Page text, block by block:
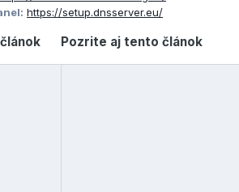
https://setup.dnsserver.eu/
Pozrite aj tento článok